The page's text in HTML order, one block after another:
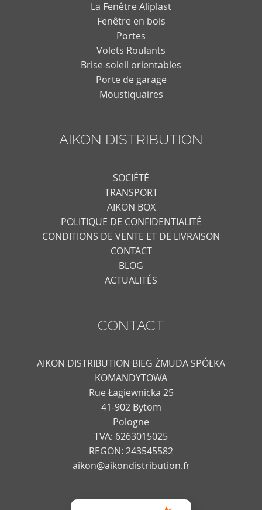
La Fenêtre Aliplast
Fenêtre en bois
Portes
Volets Roulants
Brise-soleil orientables
Porte de garage
Moustiquaires
AIKON DISTRIBUTION
SOCIÉTÉ
TRANSPORT
AIKON BOX
POLITIQUE DE CONFIDENTIALITÉ
CONDITIONS DE VENTE ET DE LIVRAISON
CONTACT
BLOG
ACTUALITÉS
CONTACT
AIKON DISTRIBUTION BIEG ŻMUDA SPÓŁKA
KOMANDYTOWA
Rue Łagiewnicka 25
41-902 Bytom
Pologne
TVA: 6263015025
REGON: 243545582
aikon@aikondistribution.fr